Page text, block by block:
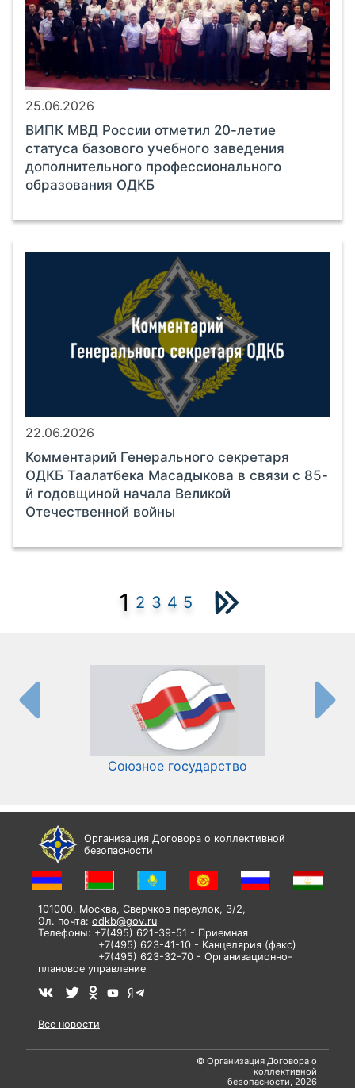
25.06.2026
ВИПК МВД России отметил 20-летие
статуса базового учебного заведения
дополнительного профессионального
образования ОДКБ
22.06.2026
Комментарий Генерального секретаря
ОДКБ Таалатбека Масадыкова в связи с 85-
й годовщиной начала Великой
Отечественной войны
1 2 3 4 5
Союзное государство
Организация Договора о коллективной
безопасности
101000, Москва, Сверчков переулок, 3/2,
Эл. почта: odkb@gov.ru
Телефоны: +7(495) 621-39-51 - Приемная
+7(495) 623-41-10 - Канцелярия (факс)
+7(495) 623-32-70 - Организационно-
плановое управление
Все новости
© Организация Договора о
коллективной
безопасности, 2026